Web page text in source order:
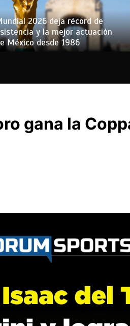
2026 deja récord de
y la mejor actuación
México desde 1986
gana la